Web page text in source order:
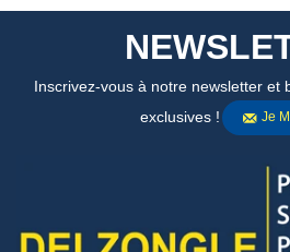
Inscrivez-vous à notre newsletter et
exclusives !
Je